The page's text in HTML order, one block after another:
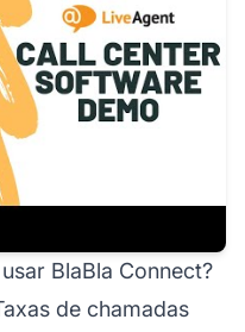
BlaBla Connect?
de chamadas